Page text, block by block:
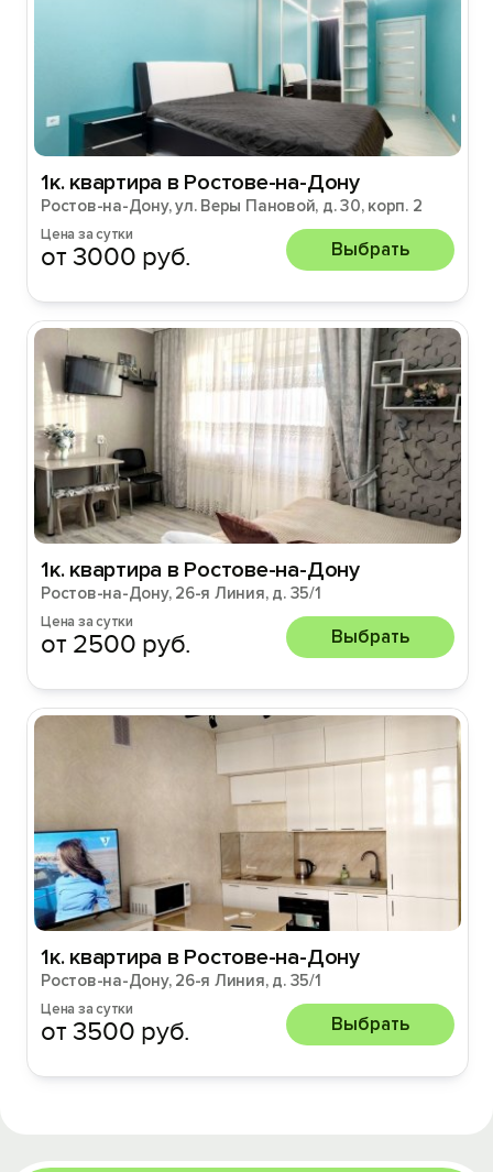
1к. квартира в Ростове-на-Дону
Ростов-на-Дону, ул. Веры Пановой, д. 30, корп. 2
Цена за сутки
от 3000 руб. Выбрать
1к. квартира в Ростове-на-Дону
Ростов-на-Дону, 26-я Линия, д. 35/1
Цена за сутки
от 2500 руб. Выбрать
1к. квартира в Ростове-на-Дону
Ростов-на-Дону, 26-я Линия, д. 35/1
Цена за сутки
от 3500 руб. Выбрать